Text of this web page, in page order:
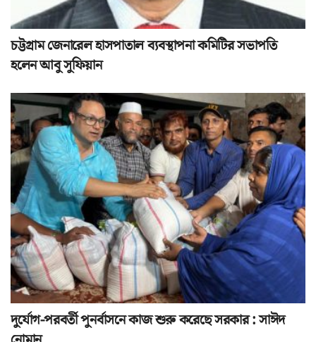
চট্টগ্রাম জেনারেল হাসপাতাল ব্যবস্থাপনা কমিটির সভাপতি
হলেন আবু সুফিয়ান
দুর্যোগ-পরবর্তী পুনর্বাসনে কাজ শুরু করেছে সরকার : সাঈদ